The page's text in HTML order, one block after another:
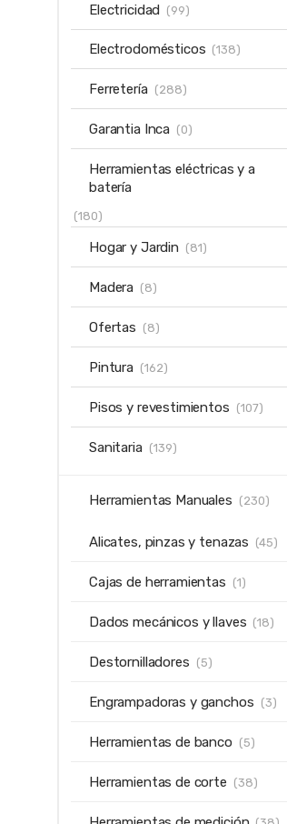
Electricidad (99)
Electrodomésticos (138)
Ferretería (288)
Garantia Inca (0)
Herramientas eléctricas y a
batería
(180)
Hogar y Jardin (81)
Madera (8)
Ofertas (8)
Pintura (162)
Pisos y revestimientos (107)
Sanitaria (139)
Herramientas Manuales (230)
Alicates, pinzas y tenazas (45)
Cajas de herramientas (1)
Dados mecánicos y llaves (18)
Destornilladores (5)
Engrampadoras y ganchos (3)
Herramientas de banco (5)
Herramientas de corte (38)